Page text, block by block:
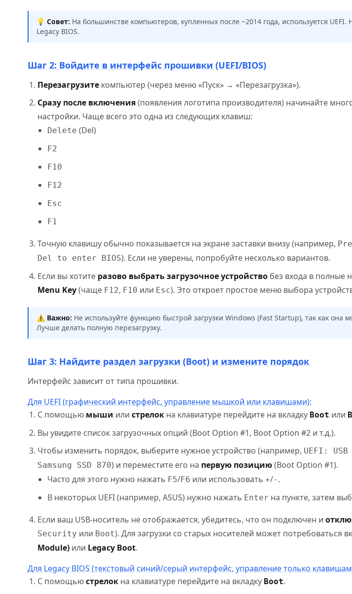
💡 Совет: На большинстве компьютеров, купленных после ~2014 года, используется
Legacy BIOS.
Шаг 2: Войдите в интерфейс прошивки (UEFI/BIOS)
Перезагрузите компьютер (через меню «Пуск» → «Перезагрузка»).
Сразу после включения(появления логотипа производителя) начинайте
настройки. Чаще всего это одна из следующих клавиш:
Delete (Del)
F2
F10
F12
Esc
F1
Точную клавишу обычно показывается на экране заставки внизу (например,
Del to enter BIOS). Если не уверены, попробуйте несколько вариантов.
Если вы хотите разово выбрать загрузочное устройство без входа в полные
Menu Key(чаще F12, F10 или Esc). Это откроет простое меню выбора
⚠️ Важно: Не используйте функцию быстрой загрузки Windows (Fast Startup), так как она
Лучше делать полную перезагрузку.
Шаг 3: Найдите раздел загрузки (Boot) и измените порядок
Интерфейс зависит от типа прошивки.
Для UEFI (графический интерфейс, управление мышкой или клавишами):
С помощью мыши или стрелок на клавиатуре перейдите на вкладку Boot или
Вы увидите список загрузочных опций (Boot Option #1, Boot Option #2 и т.д.).
Чтобы изменить порядок, выберите нужное устройство (например, UEFI:
Samsung SSD 870) и переместите его на первую позицию(Boot Option #1).
Часто для этого нужно нажать F5/F6 или использовать +/- .
В некоторых UEFI (например, ASUS) нужно нажать Enter на пункте, затем
Если ваш USB-носитель не отображается, убедитесь, что он подключен и
Security или Boot). Для загрузки со старых носителей может потребоваться
Module) или Legacy Boot.
Для Legacy BIOS (текстовый синий/серый интерфейс, управление только
С помощьюстрелок на клавиатуре перейдите на вкладку Boot.